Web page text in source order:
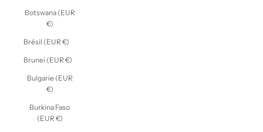
Botswana (EUR
€)
Brésil (EUR €)
Brunei (EUR €)
Bulgarie (EUR
€)
Burkina Faso
(EUR €)